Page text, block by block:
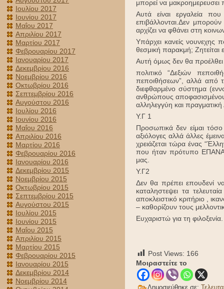
Ιουλίου 2017
Ιουνίου 2017
Μαΐου 2017
Απριλίου 2017
Μαρτίου 2017
Φεβρουαρίου 2017
Ιανουαρίου 2017
Δεκεμβρίου 2016
Νοεμβρίου 2016
Οκτωβρίου 2016
Σεπτεμβρίου 2016
Αυγούστου 2016
Ιουλίου 2016
Ιουνίου 2016
Μαΐου 2016
Απριλίου 2016
Μαρτίου 2016
Φεβρουαρίου 2016
Ιανουαρίου 2016
Δεκεμβρίου 2015
Νοεμβρίου 2015
Οκτωβρίου 2015
Σεπτεμβρίου 2015
Αυγούστου 2015
Ιουλίου 2015
Ιουνίου 2015
Μαΐου 2015
Απριλίου 2015
Μαρτίου 2015
Φεβρουαρίου 2015
Ιανουαρίου 2015
Δεκεμβρίου 2014
Νοεμβρίου 2014
μπορεί να
Αυτά είναι εργαλεία
επιβάλλονται.Δεν
αρχίζει να φθάνει στη
Υπάρχει κανείς νουνεχης
θεσμική παρακμή; Ζητείται
Αυτή όμως δεν θα
πολιτικό “Δεξιών
πεποιθήσεων”, αλλά από
διεφθαρμένο σύστημα
ανθρώπους
αλληλεγγύη και
Υ.Γ 1
Προσωπικά δεν είμαι
αξιόλογες αλλά άλλες
χρειάζεται τώρα ένας
που ήταν πρότυπο
μας.
Υ.Γ2
Δεν θα πρέπει επουδενί
καταληστεψει τα
αποκλειστικό κριτήριο ,
– καθορίζουν τους
Ευχαριστώ για τη φιλοξενία.
Post Views: 166
Μοιραστείτε το